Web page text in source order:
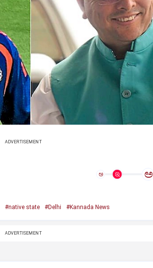
ADVERTISEMENT
ಅ ಅ
#native state #Delhi #Kannada News
ADVERTISEMENT